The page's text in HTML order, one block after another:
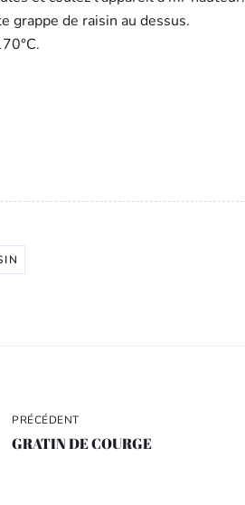
grappe de raisin au dessus.
PRÉCÉDENT
GRATIN DE COURGE